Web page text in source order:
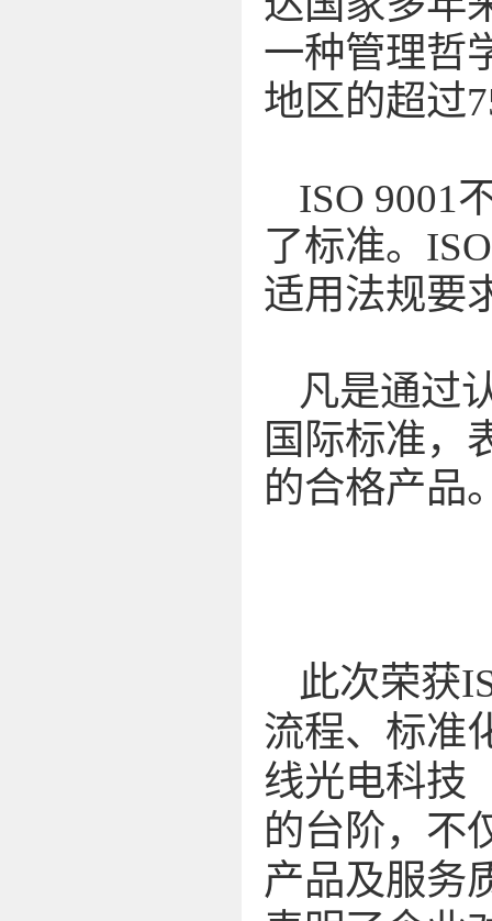
一种管理哲
地区的超过
ISO 9001
了标准。
适用法规要
凡是通过
国际标准，
的合格产品
此次荣获
流程、标准
线光电科技
的台阶，不
产品及服务